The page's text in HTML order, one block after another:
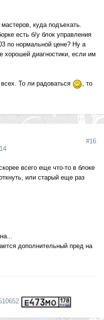
куда подъехать.
есть б/у блок управления
по нормальной цене? Ну а
хорошей диагностики, если им
То ли радоваться
, то
#16
всего еще что-то в блоке
или старый еще раз
дополнительный пред на